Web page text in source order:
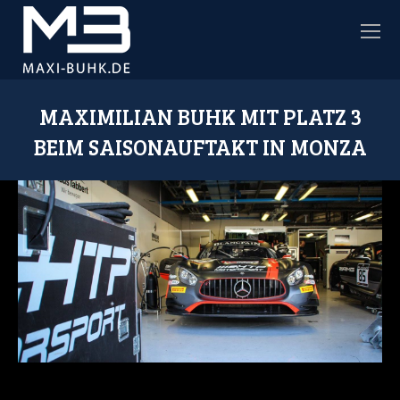
MAXIMILIAN BUHK MIT PLATZ 3
BEIM SAISONAUFTAKT IN MONZA